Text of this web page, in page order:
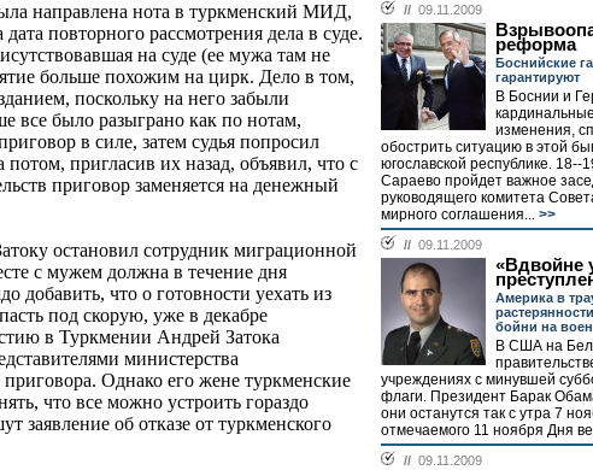
направлена нота в туркменский МИД,
повторного рассмотрения дела в суде.
на суде (ее мужа там не
больше похожим на цирк. Дело в том,
поскольку на него забыли
все было разыграно как по нотам,
в силе, затем судья попросил
пригласив их назад, объявил, что с
приговор заменяется на денежный
остановил сотрудник миграционной
с мужем должна в течение дня
добавить, что о готовности уехать из
под скорую, уже в декабре
в Туркмении Андрей Затока
министерства
приговора. Однако его жене туркменские
что все можно устроить гораздо
заявление об отказе от туркменского
// 09.11.2009
реформа
Боснийские
гарантируют
В Боснии и
изменения,
обострить ситуацию в этой
югославской республике. 18--
Сараево пройдет важное
руководящего комитета
мирного соглашения... >>
// 09.11.2009
«Вдвойне
Америка в
бойни на
В США на
учреждениях с минувшей
флаги. Президент Барак
они останутся так с утра 7
отмечаемого 11 ноября Дня
// 09.11.2009